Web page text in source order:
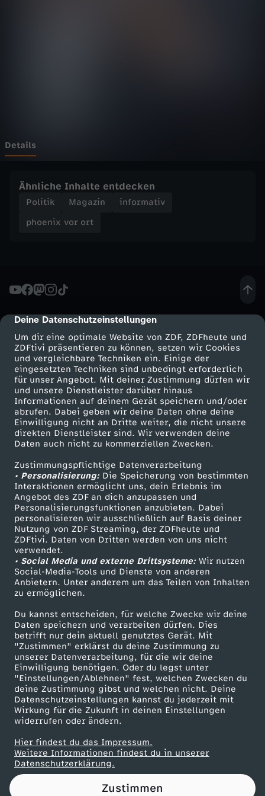
cmp-dialog-description
Deine Datenschutzeinstellungen
Um dir eine optimale Website von ZDF, ZDFheute und
ZDFtivi präsentieren zu können, setzen wir Cookies
und vergleichbare Techniken ein. Einige der
eingesetzten Techniken sind unbedingt erforderlich
für unser Angebot. Mit deiner Zustimmung dürfen wir
und unsere Dienstleister darüber hinaus
Informationen auf deinem Gerät speichern und/oder
abrufen. Dabei geben wir deine Daten ohne deine
Einwilligung nicht an Dritte weiter, die nicht unsere
direkten Dienstleister sind. Wir verwenden deine
Daten auch nicht zu kommerziellen Zwecken.
Zustimmungspflichtige Datenverarbeitung
• Personalisierung:Die Speicherung von bestimmten
Interaktionen ermöglicht uns, dein Erlebnis im
Angebot des ZDF an dich anzupassen und
Personalisierungsfunktionen anzubieten. Dabei
personalisieren wir ausschließlich auf Basis deiner
Nutzung von ZDF Streaming, der ZDFheute und
ZDFtivi. Daten von Dritten werden von uns nicht
verwendet.
• Social Media und externe Drittsysteme:Wir nutzen
Social-Media-Tools und Dienste von anderen
Anbietern. Unter anderem um das Teilen von Inhalten
zu ermöglichen.
Du kannst entscheiden, für welche Zwecke wir deine
Daten speichern und verarbeiten dürfen. Dies
betrifft nur dein aktuell genutztes Gerät. Mit
"Zustimmen" erklärst du deine Zustimmung zu
unserer Datenverarbeitung, für die wir deine
Einwilligung benötigen. Oder du legst unter
"Einstellungen/Ablehnen" fest, welchen Zwecken du
deine Zustimmung gibst und welchen nicht. Deine
Datenschutzeinstellungen kannst du jederzeit mit
Wirkung für die Zukunft in deinen Einstellungen
widerrufen oder ändern.
Hier findest du das Impressum.
Weitere Informationen findest du in unserer
Datenschutzerklärung.
Zustimmen
t
E
f
f
n
u
n
g
C
O
P
3
0
Details
Ähnliche Inhalte entdecken
Politik Magazin
informativ
phoenix vor ort
Mehr ZDF
ZDF-Apps
Smart TV
ZDFtext
Livestreams
Sendungen A-Z
TV-Programm
Service
ZDFmitreden
Kontakt zum ZDF
Tickets
Zuschauerservice
Hilfe
ZDF Unternehmen
Karriere
ZDF goes Schule
Werbefernsehen
Mainzelmännchen
Partner